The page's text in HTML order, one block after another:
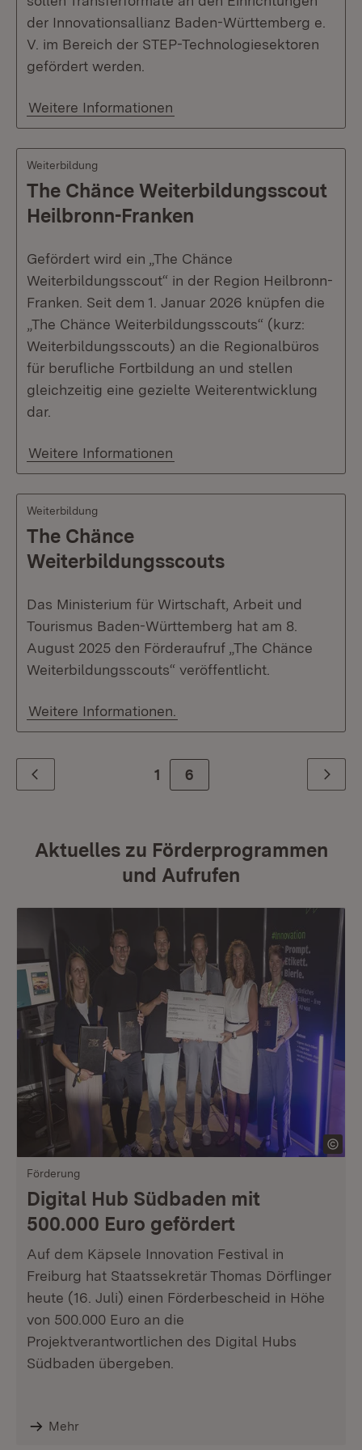
der Innovationsallianz Baden-Württemberg e.
V. im Bereich der STEP-Technologiesektoren
gefördert werden.
Weitere Informationen
Weiterbildung
The Chänce Weiterbildungsscout
Heilbronn-Franken
Gefördert wird ein „The Chänce
Weiterbildungsscout“ in der Region Heilbronn-
Franken. Seit dem 1. Januar 2026 knüpfen die
„The Chänce Weiterbildungsscouts“ (kurz:
Weiterbildungsscouts) an die Regionalbüros
für berufliche Fortbildung an und stellen
gleichzeitig eine gezielte Weiterentwicklung
dar.
Weitere Informationen
Weiterbildung
The Chänce
Weiterbildungsscouts
Das Ministerium für Wirtschaft, Arbeit und
Tourismus Baden-Württemberg hat am 8.
August 2025 den Förderaufruf „The Chänce
Weiterbildungsscouts“ veröffentlicht.
Weitere Informationen.
Zurück 1 Zur Seite
6 Weiter
Aktuelles zu Förderprogrammen
und Aufrufen
Förderung
Digital Hub Südbaden mit
500.000 Euro gefördert
Auf dem Käpsele Innovation Festival in
Freiburg hat Staatssekretär Thomas Dörflinger
heute (16. Juli) einen Förderbescheid in Höhe
von 500.000 Euro an die
Projektverantwortlichen des Digital Hubs
Südbaden übergeben.
Mehr